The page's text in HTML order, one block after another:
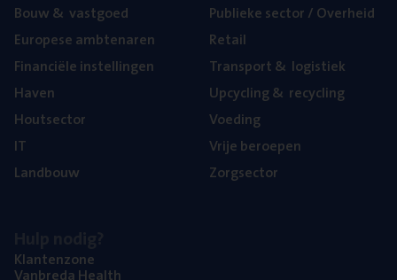
Bouw& vastgoed
Euro­pe­se ambtenaren
Finan­ci­ë­le instellingen
Haven
Hout­sec­tor
IT
Land­bouw
Publie­ke sec­tor / Overheid
Retail
Trans­port& logistiek
Upcy­cling& recycling
Voe­ding
Vrije beroe­pen
Zorg­sec­tor
Klan­ten­zo­ne
Van­b­re­da Health